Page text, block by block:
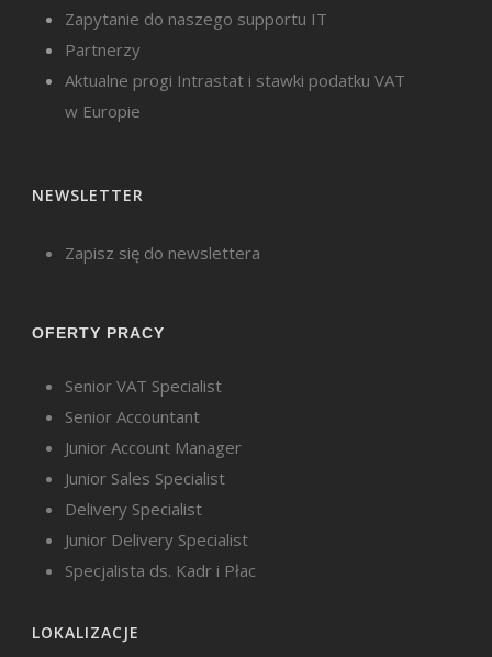
Zapytanie do naszego supportu IT
Partnerzy
Aktualne progi Intrastat i stawki podatku VAT
w Europie
NEWSLETTER
Zapisz się do newslettera
OFERTY PRACY
Senior VAT Specialist
Senior Accountant
Junior Account Manager
Junior Sales Specialist
Delivery Specialist
Junior Delivery Specialist
Specjalista ds. Kadr i Płac
LOKALIZACJE